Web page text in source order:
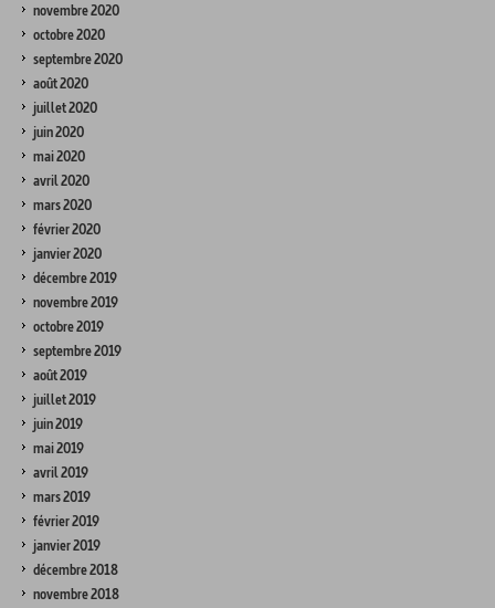
novembre 2020
octobre 2020
septembre 2020
août 2020
juillet 2020
juin 2020
mai 2020
avril 2020
mars 2020
février 2020
janvier 2020
décembre 2019
novembre 2019
octobre 2019
septembre 2019
août 2019
juillet 2019
juin 2019
mai 2019
avril 2019
mars 2019
février 2019
janvier 2019
décembre 2018
novembre 2018